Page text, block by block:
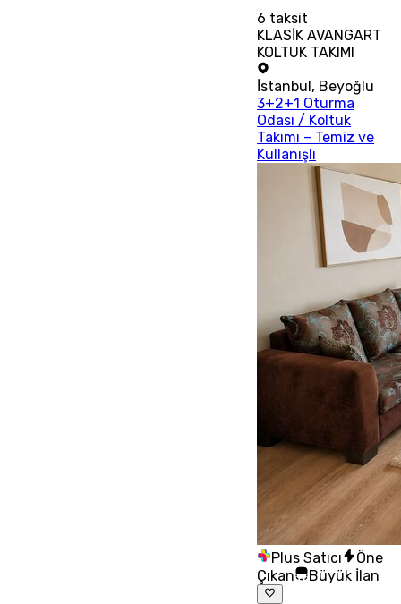
6 taksit
KLASİK AVANGART
KOLTUK TAKIMI
İstanbul, Beyoğlu
3+2+1 Oturma
Odası / Koltuk
Takımı – Temiz ve
Kullanışlı
Plus Satıcı
Öne
Çıkan
Büyük İlan